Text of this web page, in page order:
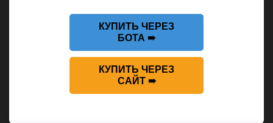
КУПИТЬ ЧЕРЕЗ
БОТА ➠
КУПИТЬ ЧЕРЕЗ
САЙТ ➠